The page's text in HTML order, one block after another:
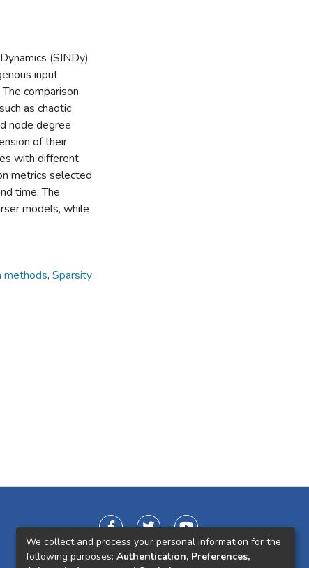
(SINDy)
input
comparison
as chaotic
node degree
of their
with different
metrics selected
time. The
models, while
methods, Sparsity
We collect and process your personal information for the
following purposes: Authentication, Preferences,